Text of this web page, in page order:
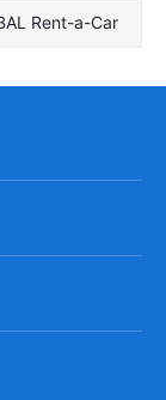
Rent-a-Car